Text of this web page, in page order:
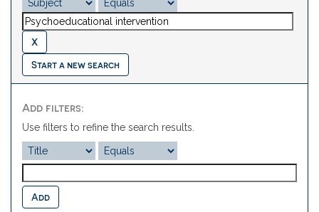
Start a new search
Add filters:
Use filters to refine the search results.